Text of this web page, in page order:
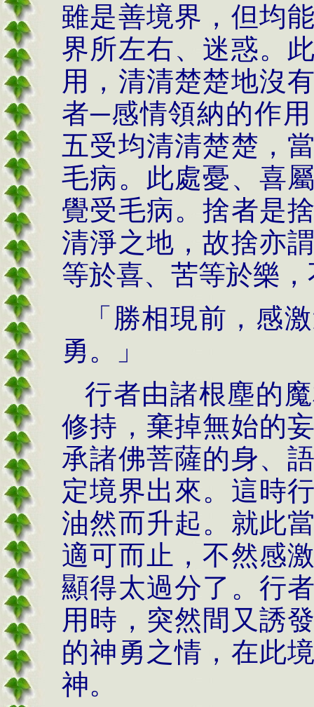
雖是善境界，但均
界所左右、迷惑。
用，清清楚楚地沒
者─感情領納的作
五受均清清楚楚，
毛病。此處憂、喜
覺受毛病。捨者是
清淨之地，故捨亦
等於喜、苦等於樂
「勝相現前，感
勇。」
行者由諸根塵的
修持，棄掉無始的
承諸佛菩薩的身、
定境界出來。這時
油然而升起。就此
適可而止，不然感
顯得太過分了。行
用時，突然間又誘
的神勇之情，在此
神。